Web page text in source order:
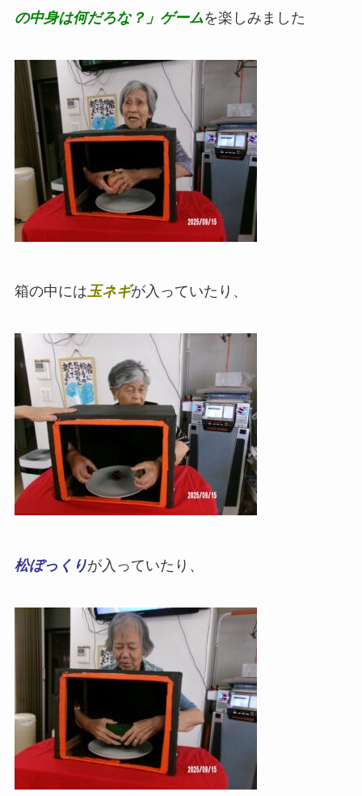
の中身は何だろな？」ゲームを楽しみました
箱の中には玉ネギが入っていたり、
松ぼっくりが入っていたり、